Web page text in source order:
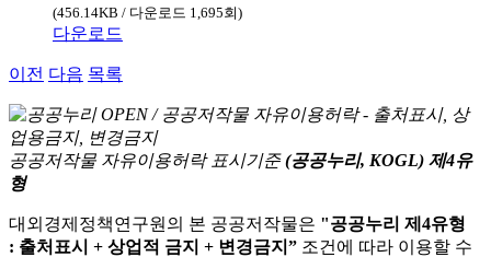
(456.14KB / 다운로드 1,695회)
다운로드
이전 다음 목록
공공저작물 자유이용허락 표시기준 (공공누리, KOGL) 제4유
형
대외경제정책연구원의 본 공공저작물은 "공공누리 제4유형
: 출처표시 + 상업적 금지 + 변경금지” 조건에 따라 이용할 수